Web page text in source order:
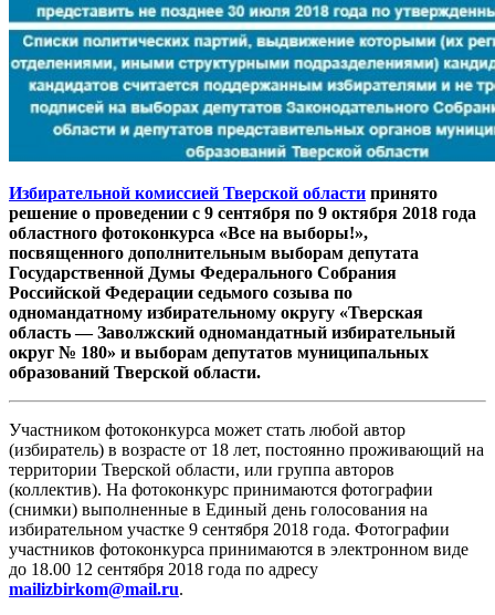
Избирательной комиссией Тверской области принято
решение о проведении с 9 сентября по 9 октября 2018 года
областного фотоконкурса «Все на выборы!»,
посвященного дополнительным выборам депутата
Государственной Думы Федерального Собрания
Российской Федерации седьмого созыва по
одномандатному избирательному округу «Тверская
область — Заволжский одномандатный избирательный
округ № 180» и выборам депутатов муниципальных
образований Тверской области.
Участником фотоконкурса может стать любой автор
(избиратель) в возрасте от 18 лет, постоянно проживающий на
территории Тверской области, или группа авторов
(коллектив). На фотоконкурс принимаются фотографии
(снимки) выполненные в Единый день голосования на
избирательном участке 9 сентября 2018 года. Фотографии
участников фотоконкурса принимаются в электронном виде
до 18.00 12 сентября 2018 года по адресу
mailizbirkom@mail.ru.